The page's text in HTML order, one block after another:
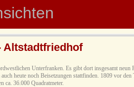
Altstadtfriedhof
Unterfranken. Es gibt dort insgesamt
heute noch Beisetzungen stattfinden. 1809 vor den
ca. 36.000 Quadratmeter.